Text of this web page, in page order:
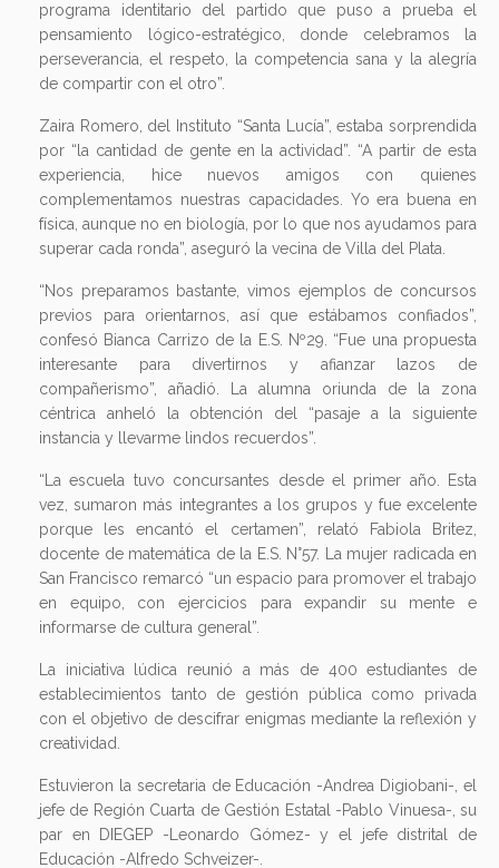
programa identitario del partido que puso a prueba el
pensamiento lógico-estratégico, donde celebramos la
perseverancia, el respeto, la competencia sana y la alegría
de compartir con el otro”.
Zaira Romero, del Instituto “Santa Lucía”, estaba sorprendida
por “la cantidad de gente en la actividad”. “A partir de esta
experiencia, hice nuevos amigos con quienes
complementamos nuestras capacidades. Yo era buena en
física, aunque no en biología, por lo que nos ayudamos para
superar cada ronda”, aseguró la vecina de Villa del Plata.
“Nos preparamos bastante, vimos ejemplos de concursos
previos para orientarnos, así que estábamos confiados”,
confesó Bianca Carrizo de la E.S. Nº29. “Fue una propuesta
interesante para divertirnos y afianzar lazos de
compañerismo”, añadió. La alumna oriunda de la zona
céntrica anheló la obtención del “pasaje a la siguiente
instancia y llevarme lindos recuerdos”.
“La escuela tuvo concursantes desde el primer año. Esta
vez, sumaron más integrantes a los grupos y fue excelente
porque les encantó el certamen”, relató Fabiola Britez,
docente de matemática de la E.S. N°57. La mujer radicada en
San Francisco remarcó “un espacio para promover el trabajo
en equipo, con ejercicios para expandir su mente e
informarse de cultura general”.
La iniciativa lúdica reunió a más de 400 estudiantes de
establecimientos tanto de gestión pública como privada
con el objetivo de descifrar enigmas mediante la reflexión y
creatividad.
Estuvieron la secretaria de Educación -Andrea Digiobani-, el
jefe de Región Cuarta de Gestión Estatal -Pablo Vinuesa-, su
par en DIEGEP -Leonardo Gómez- y el jefe distrital de
Educación -Alfredo Schveizer-.